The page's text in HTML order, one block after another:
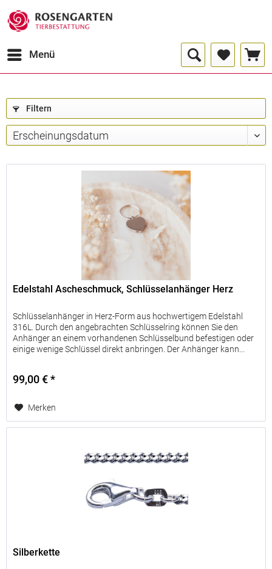
Menü
bis
1kg
<
Ltr.
bis
<
0,50
Ltr.
1,50
Ltr.
kg
2,00
Ltr.
bis
60
kg
<
3,00
Ltr.
über
kg
Bestellgrößen
Urnen
Filtern
Edelstahl Ascheschmuck, Schlüsselanhänger Herz
Schlüsselanhänger in Herz-Form aus hochwertigem Edelstahl
316L. Durch den angebrachten Schlüsselring können Sie den
Anhänger an einem vorhandenen Schlüsselbund befestigen oder
einige wenige Schlüssel direkt anbringen. Der Anhänger kann...
99,00 € *
Merken
Silberkette